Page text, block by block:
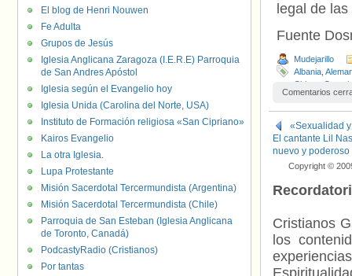
legal de
Fuente
Mudejarillo
Albania
Chipre
Georgia,
Liechtenstein,
Países Bajos ,
Serbia, Suecia
Comentarios
«Sexualidad
El cantante Lil
nuevo y poderoso
Copyright ©
Cristianos
los
El blog de Henri Nouwen
Fe Adulta
Grupos de Jesús
Iglesia Anglicana Zaragoza (I.E.R.E) Parroquia
de San Andres Apóstol
Iglesia según el Evangelio hoy
Iglesia Unida (Carolina del Norte, USA)
Instituto de Formación religiosa «San Cipriano»
Kairos Evangelio
La otra Iglesia.
Lupa Protestante
Misión Sacerdotal Tercermundista (Argentina)
Misión Sacerdotal Tercermundista (Chile)
Parroquia de San Esteban (Iglesia Anglicana
de Toronto, Canadá)
PodcastyRadio (Cristianos)
Por tantas